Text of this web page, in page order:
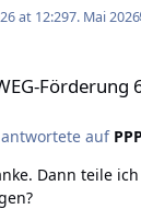
at 12:297. Mai 2026
Förderung
auf PPP
Dann teile